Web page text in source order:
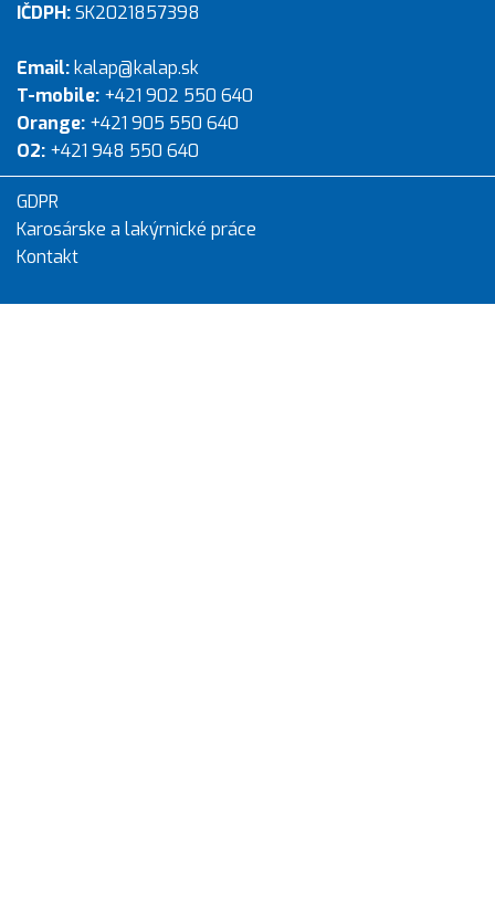
IČDPH:SK2021857398
Email:kalap@kalap.sk
T-mobile: +421 902 550 640
Orange: +421 905 550 640
O2: +421 948 550 640
GDPR
Karosárske a lakýrnické práce
Kontakt